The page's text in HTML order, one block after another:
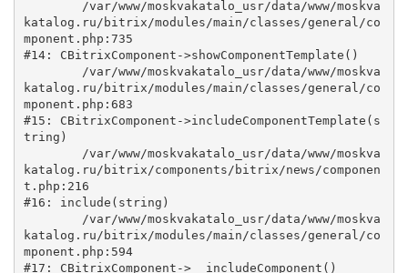
katalog.ru/bitrix/modules/main/classes/general/co
mponent.php:735
#14: CBitrixComponent->showComponentTemplate()
katalog.ru/bitrix/modules/main/classes/general/co
mponent.php:683
#15: CBitrixComponent->includeComponentTemplate(s
tring)
katalog.ru/bitrix/components/bitrix/news/componen
t.php:216
#16: include(string)
katalog.ru/bitrix/modules/main/classes/general/co
mponent.php:594
#17: CBitrixComponent->__includeComponent()